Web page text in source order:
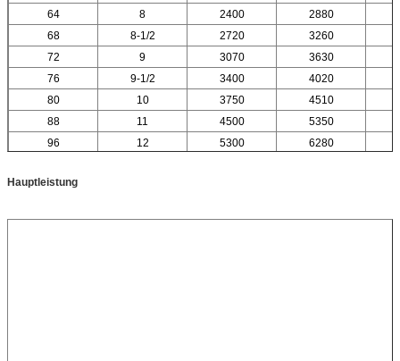
64
8 2400 2880
68
8-1/2 2720 3260
72
9 3070 3630
76
9-1/2 3400 4020
80
10 3750 4510
88
11 4500 5350
96
12 5300 6280
Hauptleistung